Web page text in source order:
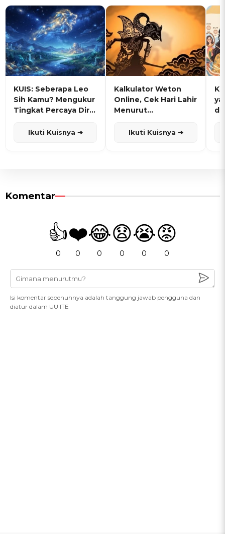
KUIS: Seberapa Leo
Sih Kamu? Mengukur
Tingkat Percaya Diri
Ikuti Kuisnya ➔
Kalkulator Weton
Online, Cek Hari Lahir
Menurut
Ikuti Kuisnya ➔
Komentar
👍
0
❤️
0
😂
0
😧
0
😭
0
😡
0
Isi komentar sepenuhnya adalah tanggung jawab pengguna dan
diatur dalam UU ITE